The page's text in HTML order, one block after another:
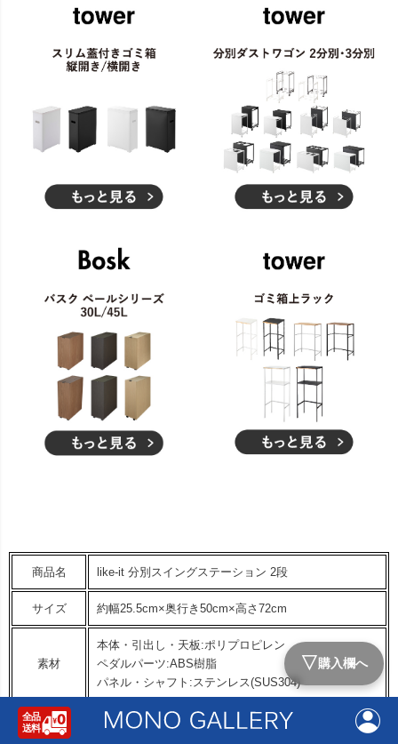
商品名 like-it 分別スイングステーション 2段
サイズ 約幅25.5cm×奥行き50cm×高さ72cm
素材
本体・引出し・天板:ポリプロピレン
ペダルパーツ:ABS樹脂
パネル・シャフト:ステンレス(SUS304)
容量 約35L
▽購入欄へ